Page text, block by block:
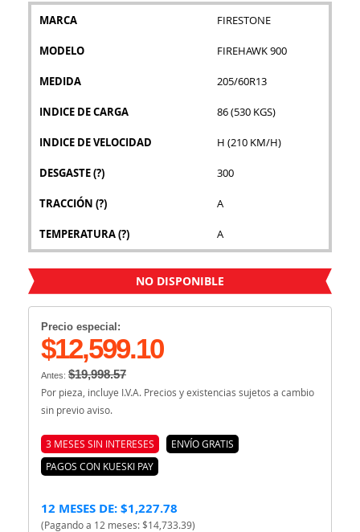
MARCA FIRESTONE
MODELO FIREHAWK 900
MEDIDA 205/60R13
INDICE DE CARGA 86 (530 KGS)
INDICE DE VELOCIDAD H (210 KM/H)
DESGASTE(?) 300
TRACCIÓN (?) A
TEMPERATURA(?) A
NO DISPONIBLE
Precio especial:
$12,599.10
Antes: $19,998.57
Por pieza, incluye I.V.A. Precios y existencias sujetos a cambio
sin previo aviso.
3 MESES SIN INTERESES
ENVÍO GRATIS
PAGOS CON KUESKI PAY
12 MESES DE: $1,227.78
(Pagando a 12 meses: $14,733.39)
galería
imágenes